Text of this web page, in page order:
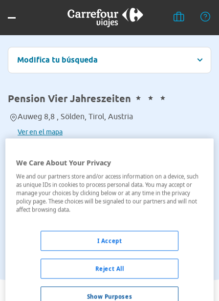
Modifica tu búsqueda
Pension Vier Jahreszeiten
Auweg 8,8 , Sölden, Tirol, Austria
Ver en el mapa
We Care About Your Privacy
We and our partners store and/or access information on a device, such
as unique IDs in cookies to process personal data. You may accept or
manage your choices by clicking below or at any time in the privacy
policy page. These choices will be signaled to our partners and will not
affect browsing data.
Show Purposes
Reject All
I Accept